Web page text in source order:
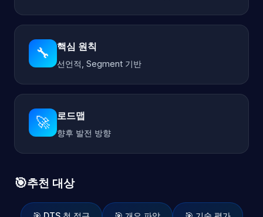
🔧 핵심 원칙
선언적, Segment 기반
🚀 로드맵
향후 발전 방향
🎯추천 대상